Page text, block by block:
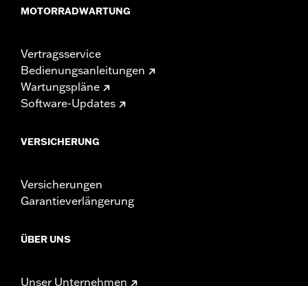
MOTORRADWARTUNG
Vertragsservice
Bedienungsanleitungen
Wartungspläne
Software-Updates
VERSICHERUNG
Versicherungen
Garantieverlängerung
ÜBER UNS
Unser Unternehmen